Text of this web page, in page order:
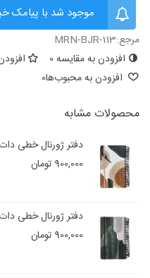
موجود شد با پیامک
مرجع:MRN-BJR-113
افزودن به مقایسه0
افزودن به محبوب‌ها0
محصولات مشابه
دفتر ژورنال خطی
900,000 تومان
دفتر ژورنال خطی
900,000 تومان